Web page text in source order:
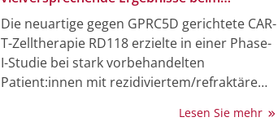
dem klinischen Alltag am Beispiel des
Multiplen Myeloms (MM) und der CAR-T-
Zelltherapie.
rezidivierten/refraktären Multiplen Myelom
Die neuartige gegen GPRC5D gerichtete CAR-
T-Zelltherapie RD118 erzielte in einer Phase-
I-Studie bei stark vorbehandelten
Patient:innen mit rezidiviertem/refraktärem
Gesamtansprechrate von 94,4%. DieLesen Sie mehr